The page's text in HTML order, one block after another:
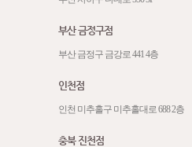
부산 금정구점
부산 금정구 금강로 441 4층
인천점
인천 미추홀구 미추홀대로 688 2층
충북 진천점